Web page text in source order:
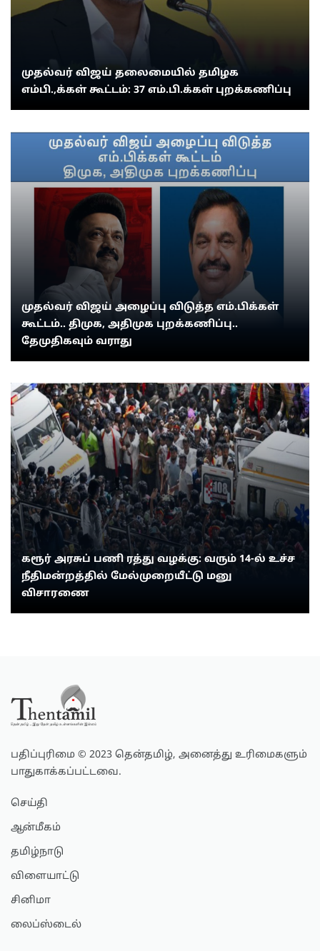
முதல்வர் விஜய் தலைமையில் தமிழக
எம்பி.,க்கள் கூட்டம்: 37 எம்.பி.க்கள் புறக்கணிப்பு
முதல்வர் விஜய் அழைப்பு விடுத்த எம்.பிக்கள்
கூட்டம்.. திமுக, அதிமுக புறக்கணிப்பு..
தேமுதிகவும் வராது
கரூர் அரசுப் பணி ரத்து வழக்கு: வரும் 14-ல் உச்ச
நீதிமன்றத்தில் மேல்முறையீட்டு மனு
விசாரணை
பதிப்புரிமை © 2023 தென்தமிழ், அனைத்து உரிமைகளும்
பாதுகாக்கப்பட்டவை.
செய்தி
ஆன்மீகம்
தமிழ்நாடு
விளையாட்டு
சினிமா
லைப்ஸ்டைல்